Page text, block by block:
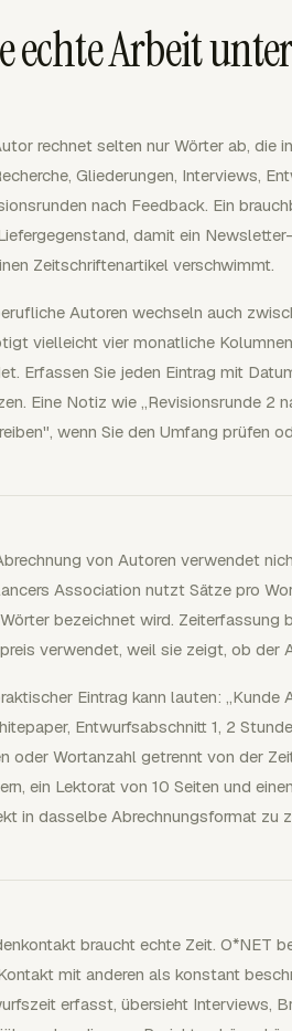
echte Arbeit
rechnet selten nur Wörter ab, die
Gliederungen, Interviews,
nach Feedback. Ein
damit ein
Zeitschriftenartikel verschwimmt.
Autoren wechseln auch
vielleicht vier monatliche
Erfassen Sie jeden Eintrag mit
Eine Notiz wie „Revisionsrunde 2
wenn Sie den Umfang prüfen
von Autoren verwendet
Association nutzt Sätze pro
bezeichnet wird. Zeiterfassung
verwendet, weil sie zeigt, ob der
Eintrag kann lauten:
Entwurfsabschnitt 1, 2
oder Wortanzahl getrennt von der
ein Lektorat von 10 Seiten und
in dasselbe Abrechnungsformat zu
braucht echte Zeit. O*NET
mit anderen als konstant
erfasst, übersieht Interviews,